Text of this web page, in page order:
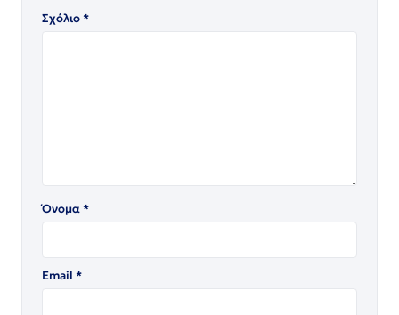
Σχόλιο*
Όνομα*
Email *